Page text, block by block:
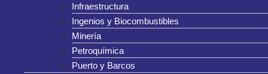
Infraestructura
Ingenios y Biocombustibles
Minería
Petroquímica
Puerto y Barcos